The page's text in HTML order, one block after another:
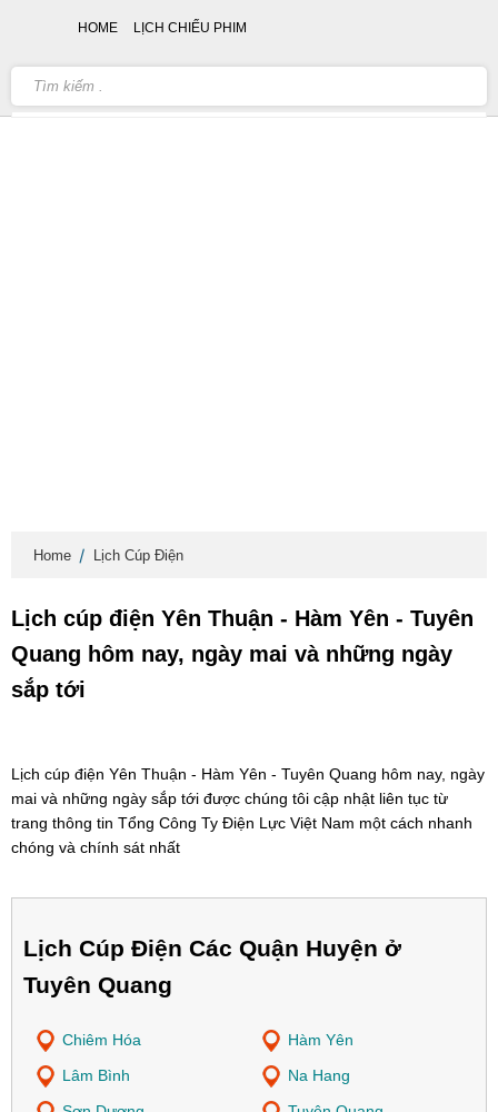
Home Lịch Cúp Điện
Lịch cúp điện Yên Thuận - Hàm Yên - Tuyên
Quang hôm nay, ngày mai và những ngày
sắp tới
Lịch cúp điện Yên Thuận - Hàm Yên - Tuyên Quang hôm nay, ngày
mai và những ngày sắp tới được chúng tôi cập nhật liên tục từ
trang thông tin Tổng Công Ty Điện Lực Việt Nam một cách nhanh
chóng và chính sát nhất
Lịch Cúp Điện Các Quận Huyện ở
Tuyên Quang
Chiêm Hóa
Hàm Yên
Lâm Bình
Na Hang
HOME LỊCH CHIẾU PHIM